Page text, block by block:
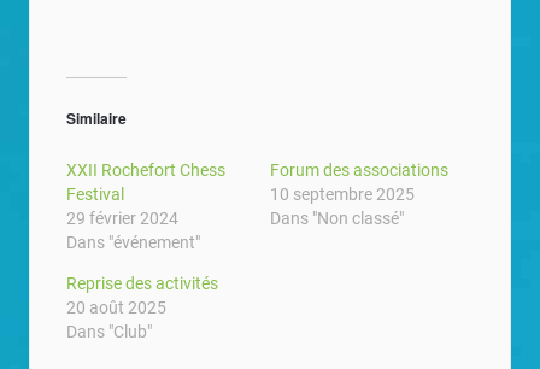
Similaire
XXII Rochefort Chess
Festival
29 février 2024
Dans "événement"
Forum des associations
10 septembre 2025
Dans "Non classé"
Reprise des activités
20 août 2025
Dans "Club"